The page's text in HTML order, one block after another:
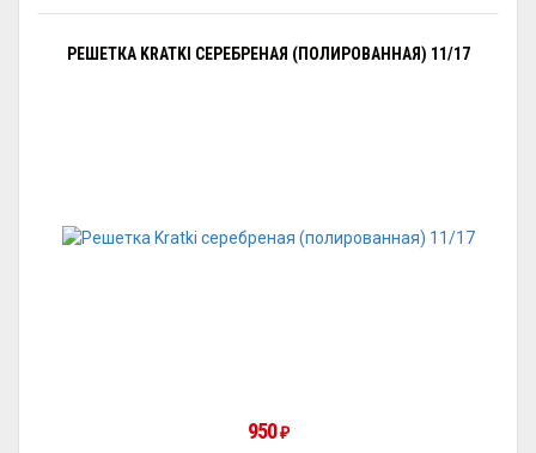
РЕШЕТКА KRATKI СЕРЕБРЕНАЯ (ПОЛИРОВАННАЯ) 11/17
950₽